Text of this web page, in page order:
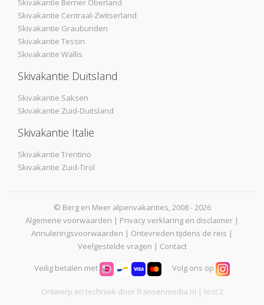
Skivakantie Berner Oberland
Skivakantie Centraal-Zwitserland
Skivakantie Graubunden
Skivakantie Tessin
Skivakantie Wallis
Skivakantie Duitsland
Skivakantie Saksen
Skivakantie Zuid-Duitsland
Skivakantie Italie
Skivakantie Trentino
Skivakantie Zuid-Tirol
© Berg en Meer alpenvakanties, 2008 - 2026
Algemene voorwaarden | Privacy verklaring en disclaimer |
Annuleringsvoorwaarden | Ontevreden tijdens de reis |
Veelgestelde vragen | Contact
Veilig betalen met Volg ons op
Ontwerp en techniek door fransenmedia.nl | test 2